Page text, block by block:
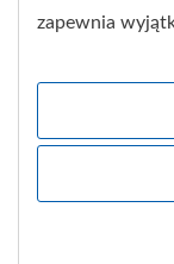
zapewnia